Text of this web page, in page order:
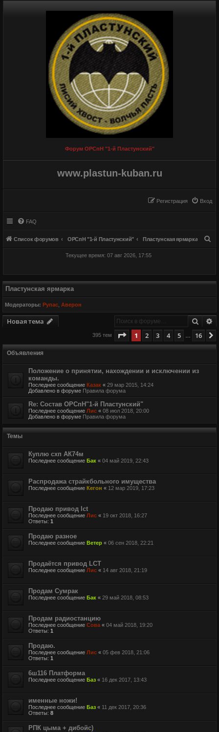
Форум ОРСпН "1-й Пластунский"
www.plastun-kuban.ru
Вход
Регистрация
FAQ
Список форумов ОРСпН "1-й Пластунский" Пластунская ярмарка
Текущее время: 07 авг 2026, 17:55
Пластунская ярмарка
Модераторы: Рупас ,Аверон
Новая тема Поиск
395 тем Страница из 16
1 2 3 4 5 16
Объявления
Положение о принятии, нахождении и исключении из
команды.
Последнее сообщение Казак « 29 мар 2015, 14:24
Добавлено в форуме Правила форума
Re: Состав ОРСпН"1-й Пластунский"
Последнее сообщение Лис « 08 июл 2018, 20:00
Добавлено в форуме Правила форума
Темы
Куплю схп АК74м
Последнее сообщение Бак « 04 май 2019, 22:43
Распродажа страйкбольного имущества
Последнее сообщение Кегон « 12 мар 2019, 17:23
Продаю привод lct
Последнее сообщение Лис « 19 окт 2018, 16:27
Ответы: 1
Продаю разное
Последнее сообщение Ветер « 06 сен 2018, 22:21
Продаётся привод LCT
Последнее сообщение Лис « 14 авг 2018, 21:19
Продам Сумрак
Последнее сообщение Бак « 29 май 2018, 08:53
Продам радиостанцию
Последнее сообщение Сова « 04 май 2018, 19:20
Ответы: 1
Продаю.
Последнее сообщение Лис « 05 фев 2018, 21:06
Ответы: 1
6ш116 Платформа
Последнее сообщение Баз « 16 дек 2017, 13:43
именные ножи!
Последнее сообщение Баз « 11 дек 2017, 20:36
Ответы: 8
РПК цыма + дибойс)